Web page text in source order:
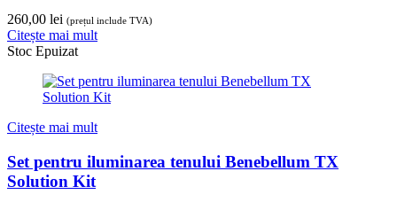
260,00 lei (prețul include TVA)
Citește mai mult
Stoc Epuizat
Citește mai mult
Set pentru iluminarea tenului Benebellum TX
Solution Kit